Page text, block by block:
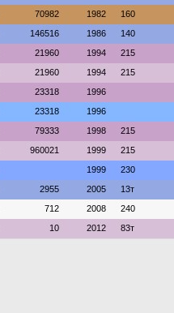
70982 1982 160
146516 1986 140
21960 1994 215
21960 1994 215
23318 1996
23318 1996
79333 1998 215
960021 1999 215
1999 230
2955 2005 13т
712 2008 240
10 2012 83т